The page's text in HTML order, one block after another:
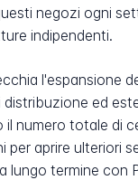
negozi ogni
indipendenti.
l'espansione
ed
numero totale di
per aprire ulteriori
lungo termine con